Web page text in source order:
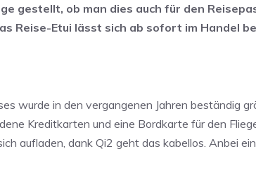
gestellt, ob man dies auch für den
Reise-Etui lässt sich ab sofort im Handel
wurde in den vergangenen Jahren beständig
Kreditkarten und eine Bordkarte für den
aufladen, dank Qi2 geht das kabellos. Anbei